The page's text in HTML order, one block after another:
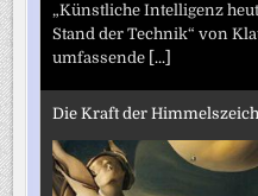
„Künstliche Intelligenz
Stand der Technik“ von
umfassende [...]
Die Kraft der